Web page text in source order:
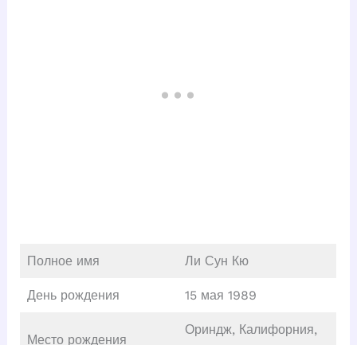
Полное имя Ли Сун Кю
День рождения 15 мая 1989
Место рождения
Ориндж, Калифорния,